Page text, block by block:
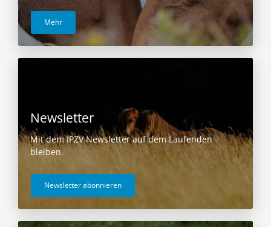
Mehr
Newsletter
Mit dem IPZV Newsletter auf dem Laufenden
bleiben.
Newsletter abonnieren